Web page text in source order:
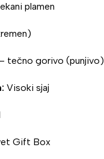
plamen
tečno gorivo (punjivo)
Visoki sjaj
Gift Box